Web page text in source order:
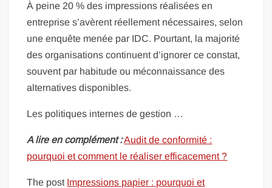
À peine 20 % des impressions réalisées en
entreprise s’avèrent réellement nécessaires, selon
une enquête menée par IDC. Pourtant, la majorité
des organisations continuent d’ignorer ce constat,
souvent par habitude ou méconnaissance des
alternatives disponibles.
Les politiques internes de gestion …
A lire en complément :Audit de conformité :
pourquoi et comment le réaliser efficacement ?
The post Impressions papier : pourquoi et